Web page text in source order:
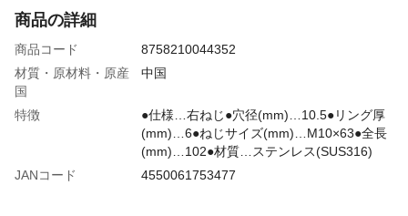
商品の詳細
商品コード
8758210044352
材質・原材料・原産
国
中国
特徴
●仕様…右ねじ●穴径(mm)…10.5●リング厚
(mm)…6●ねじサイズ(mm)…M10×63●全長
(mm)…102●材質…ステンレス(SUS316)
JANコード
4550061753477